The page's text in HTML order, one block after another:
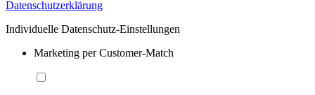
Datenschutzerklärung
Individuelle Datenschutz-Einstellungen
Marketing per Customer-Match